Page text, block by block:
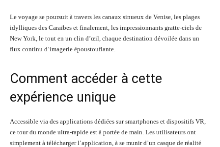
Le voyage se poursuit à travers les canaux sinueux de Venise, les plages
idylliques des Caraïbes et finalement, les impressionnants gratte-ciels de
New York, le tout en un clin d’œil, chaque destination dévoilée dans un
flux continu d’imagerie époustouflante.
Comment accéder à cette
expérience unique
Accessible via des applications dédiées sur smartphones et dispositifs VR,
ce tour du monde ultra-rapide est à portée de main. Les utilisateurs ont
simplement à télécharger l’application, à se munir d’un casque de réalité